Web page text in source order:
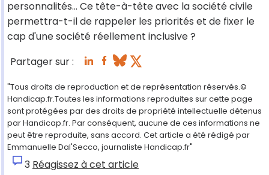
personnalités… Ce tête-à-tête avec la société civile
permettra-t-il de rappeler les priorités et de fixer le
cap d'une société réellement inclusive ?
Partager sur :
"Tous droits de reproduction et de représentation réservés.©
Handicap.fr.Toutes les informations reproduites sur cette page
sont protégées par des droits de propriété intellectuelle détenus
par Handicap.fr. Par conséquent, aucune de ces informations ne
peut être reproduite, sans accord. Cet article a été rédigé par
Emmanuelle Dal'Secco, journaliste Handicap.fr"
3 Réagissez à cet article